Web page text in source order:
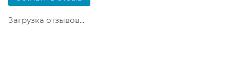
содержать не больше 10 позиций и его стоимость
не должна превышать 100 000 р.
Загрузка отзывов...